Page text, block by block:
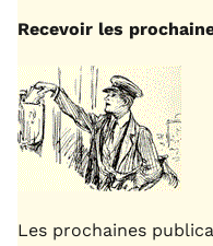
Recevoir les
Les prochaines